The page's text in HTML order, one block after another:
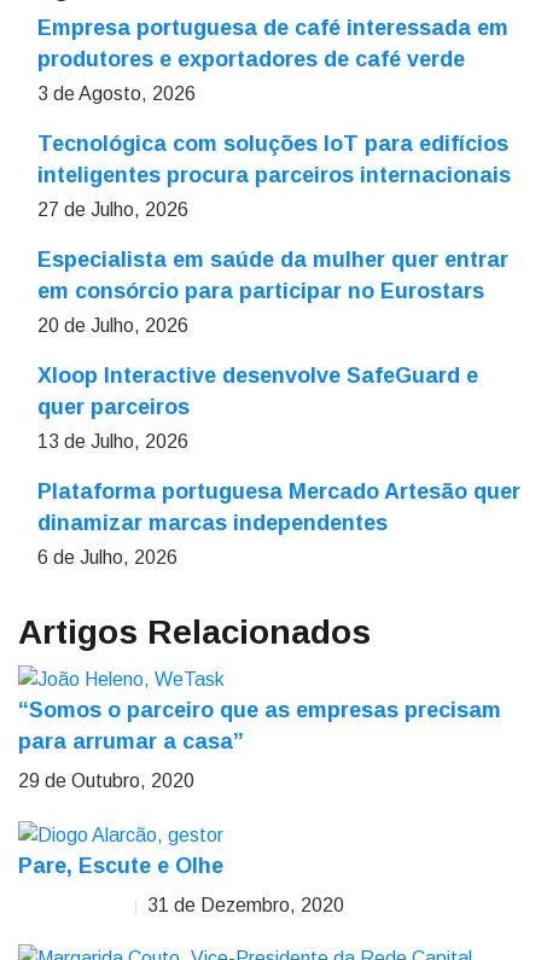
Empresa portuguesa de café interessada em
produtores e exportadores de café verde
3 de Agosto, 2026
Tecnológica com soluções IoT para edifícios
inteligentes procura parceiros internacionais
27 de Julho, 2026
Especialista em saúde da mulher quer entrar
em consórcio para participar no Eurostars
20 de Julho, 2026
Xloop Interactive desenvolve SafeGuard e
quer parceiros
13 de Julho, 2026
Plataforma portuguesa Mercado Artesão quer
dinamizar marcas independentes
6 de Julho, 2026
Artigos Relacionados
“Somos o parceiro que as empresas precisam
para arrumar a casa”
29 de Outubro, 2020
Pare, Escute e Olhe
31 de Dezembro, 2020